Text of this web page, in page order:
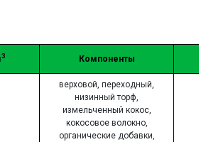
3 Компоненты
верховой, переходный,
низинный торф,
измельченный кокос,
кокосовое волокно,
органические добавки,